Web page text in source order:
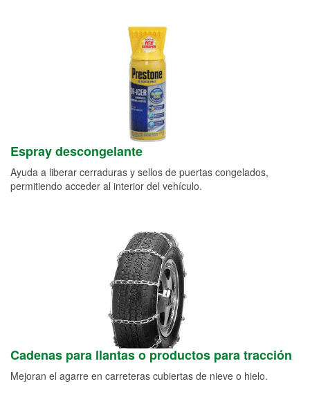
Espray descongelante
Ayuda a liberar cerraduras y sellos de puertas congelados,
permitiendo acceder al interior del vehículo.
Cadenas para llantas o productos para tracción
Mejoran el agarre en carreteras cubiertas de nieve o hielo.